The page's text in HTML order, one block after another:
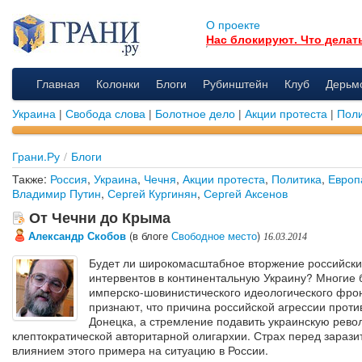
О проекте
Нас блокируют. Что
Главная Колонки Блоги Рубинштейн Клуб
Украина | Свобода слова | Болотное дело | Акции протеста |
Грани.Ру / Блоги
Также: Россия, Украина, Чечня, Акции протеста, Политика,
Владимир Путин, Сергей Кургинян, Сергей Аксенов
От Чечни до Крыма
Александр Скобов (в блоге Свободное место) 16.03.2014
Будет ли широкомасштабное вторжение
интервентов в континентальную Украину? Многие
имперско-шовинистического идеологического
признают, что причина российской агрессии
Донецка, а стремление подавить украинскую
клептократической авторитарной олигархии. Страх перед
влиянием этого примера на ситуацию в России.